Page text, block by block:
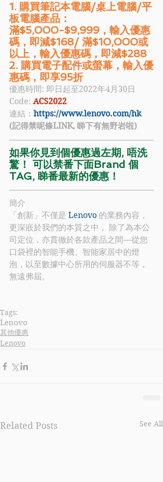
1. 購買筆記本電腦/桌上電腦/平
板電腦產品：
滿$5,000-$9,999，輸入優惠
碼，即減$168/ 滿$10,000或
以上，輸入優惠碼，即減$288
2. 購買電子配件或螢幕，輸入優
惠碼，即享95折
優惠時間: 即日起至2022年4月30日
Code: ACS2022
連結： https://www.lenovo.com/hk
(記得禁呢條LINK, 睇下有無野岩啦)
如果你見到個優惠過左期, 唔洗
驚！ 可以禁番下面Brand 個
TAG, 睇番最新的優惠！
簡介
「創新」不僅是 Lenovo 的業務內容，
更深嵌於我們的本質之中， 除了為本公
司定位，亦貫徹於各款產品之間—從您
口袋裡的智能手機、智能家居中的燈
泡，以至數據中心所用的伺服器不等，
無遠弗屆。
Tags:
Lenovo
其他優惠
Lenovo
Related Posts See All